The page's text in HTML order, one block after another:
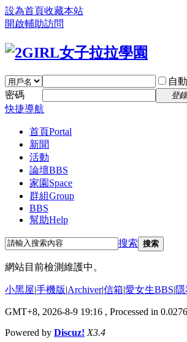
設為首頁收藏本站
開啟輔助訪問
自
密碼
登錄
快捷導航
首頁Portal
新聞
活動
論壇BBS
家園 Space
群組Group
BBS
幫助Help
搜索 搜索
網站目前檢測維護中。
小黑屋|手機版|Archiver|信箱|愛女生BBS|
GMT+8, 2026-8-9 19:16 , Processed in
Powered by Discuz! X3.4